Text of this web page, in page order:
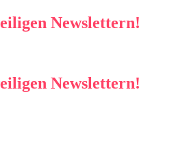
Newslettern!
Newslettern!